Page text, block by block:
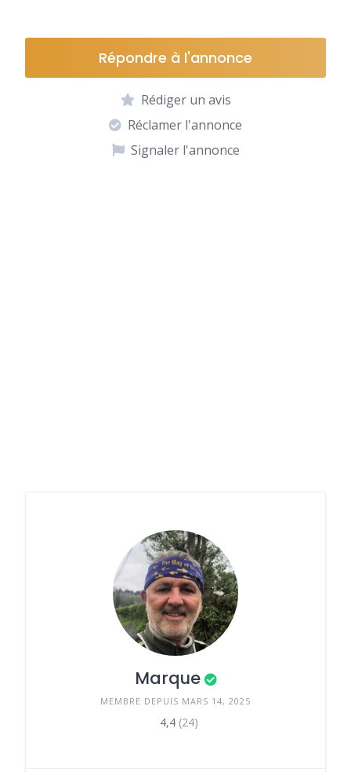
Répondre à l'annonce
Rédiger un avis
Réclamer l'annonce
Signaler l'annonce
Marque
MEMBRE DEPUIS MARS 14, 2025
4,4 (24)